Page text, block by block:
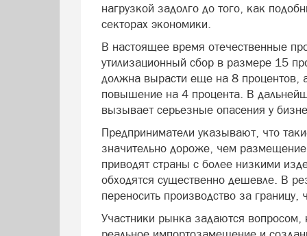
нагрузкой задолго до того, как
секторах экономики.
В настоящее время отечественные
утилизационный сбор в размере 15
должна вырасти еще на 8 процентов,
повышение на 4 процента. В
вызывает серьезные опасения у
Предприниматели указывают, что
значительно дороже, чем
приводят страны с более низкими
обходятся существенно дешевле. В
переносить производство за
Участники рынка задаются